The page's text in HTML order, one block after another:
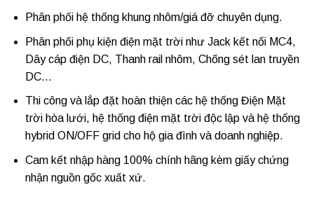
Phân phối hệ thống khung nhôm/giá đỡ chuyên dụng.
Phân phối phụ kiện điện mặt trời như Jack kết nối MC4,
Dây cáp điện DC, Thanh rail nhôm, Chống sét lan truyền
DC…
Thi công và lắp đặt hoàn thiện các hệ thống Điện Mặt
trời hòa lưới, hệ thống điện mặt trời độc lập và hệ thống
hybrid ON/OFF grid cho hộ gia đình và doanh nghiệp.
Cam kết nhập hàng 100% chính hãng kèm giấy chứng
nhận nguồn gốc xuất xứ.